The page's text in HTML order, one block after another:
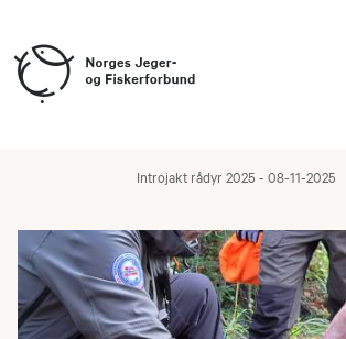
Introjakt rådyr 2025 - 08-11-2025